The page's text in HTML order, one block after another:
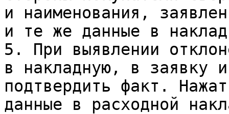
и наименования,
и те же данные в
5. При выявлении
в накладную, в заявку
подтвердить факт.
данные в расходной